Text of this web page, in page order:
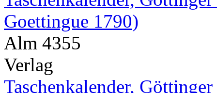
Goettingue 1790)
Alm 4355
Verlag
Taschenkalender,